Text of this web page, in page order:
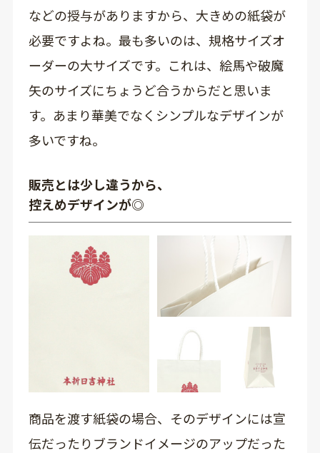
などの授与がありますから、大きめの紙袋が
必要ですよね。最も多いのは、規格サイズオ
ーダーの大サイズです。これは、絵馬や破魔
矢のサイズにちょうど合うからだと思いま
す。あまり華美でなくシンプルなデザインが
多いですね。
販売とは少し違うから、
控えめデザインが◎
商品を渡す紙袋の場合、そのデザインには宣
伝だったりブランドイメージのアップだった